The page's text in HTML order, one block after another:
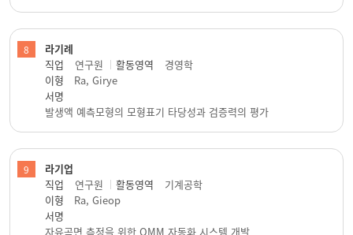
8
라기례
직업
연구원 활동영역
경영학
이형
Ra, Girye
서명
발생액 예측모형의 모형표기 타당성과 검증력의 평가
9
라기업
직업
연구원 활동영역
기계공학
이형
Ra, Gieop
서명
자유곡면 측정을 위한 OMM 자동화 시스템 개발